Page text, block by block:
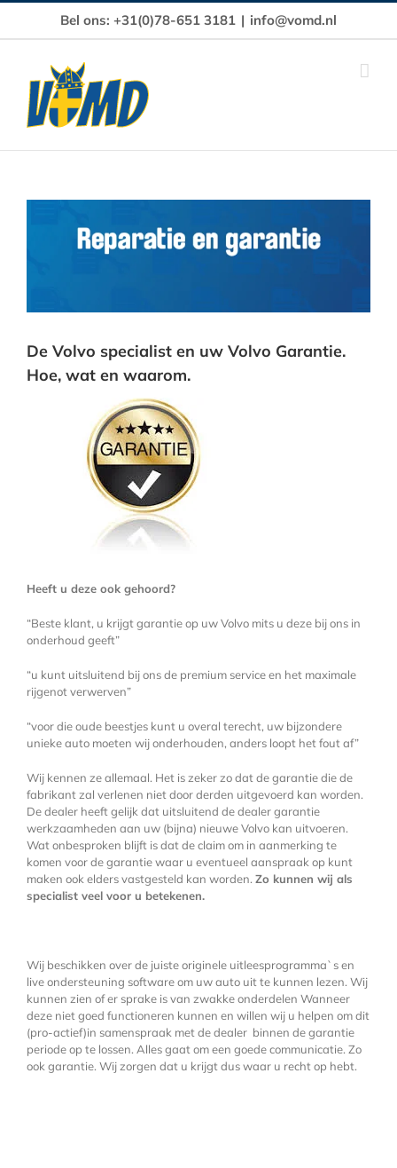
Ga
inhoud
Bel ons: +31(0)78-651 3181 | info@vomd.nl
afbeelding
De Volvo specialist en uw Volvo Garantie.
Hoe, wat en waarom.
Heeft u deze ook gehoord?
“Beste klant, u krijgt garantie op uw Volvo mits u deze bij ons in
onderhoud geeft”
“u kunt uitsluitend bij ons de premium service en het maximale
rijgenot verwerven”
“voor die oude beestjes kunt u overal terecht, uw bijzondere
unieke auto moeten wij onderhouden, anders loopt het fout af”
Wij kennen ze allemaal. Het is zeker zo dat de garantie die de
fabrikant zal verlenen niet door derden uitgevoerd kan worden.
De dealer heeft gelijk dat uitsluitend de dealer garantie
werkzaamheden aan uw (bijna) nieuwe Volvo kan uitvoeren.
Wat onbesproken blijft is dat de claim om in aanmerking te
komen voor de garantie waar u eventueel aanspraak op kunt
maken ook elders vastgesteld kan worden. Zo kunnen wij als
specialist veel voor u betekenen.
Wij beschikken over de juiste originele uitleesprogramma`s en
live ondersteuning software om uw auto uit te kunnen lezen. Wij
kunnen zien of er sprake is van zwakke onderdelen Wanneer
deze niet goed functioneren kunnen en willen wij u helpen om dit
(pro-actief)in samenspraak met de dealer binnen de garantie
periode op te lossen. Alles gaat om een goede communicatie. Zo
ook garantie. Wij zorgen dat u krijgt dus waar u recht op hebt.